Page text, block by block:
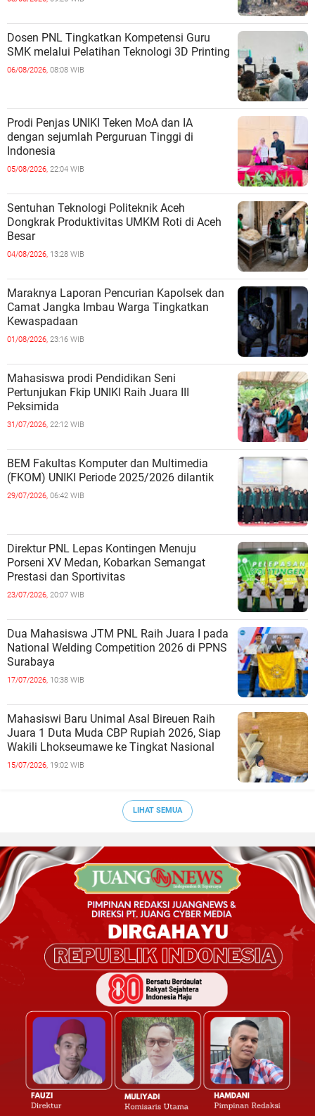
Dosen PNL Tingkatkan Kompetensi Guru
SMK melalui Pelatihan Teknologi 3D Printing
06/08/2026, 08:08 WIB
Prodi Penjas UNIKI Teken MoA dan IA
dengan sejumlah Perguruan Tinggi di
Indonesia
05/08/2026, 22:04 WIB
Sentuhan Teknologi Politeknik Aceh
Dongkrak Produktivitas UMKM Roti di Aceh
Besar
04/08/2026, 13:28 WIB
Maraknya Laporan Pencurian Kapolsek dan
Camat Jangka Imbau Warga Tingkatkan
Kewaspadaan
01/08/2026, 23:16 WIB
Mahasiswa prodi Pendidikan Seni
Pertunjukan Fkip UNIKI Raih Juara III
Peksimida
31/07/2026, 22:12 WIB
BEM Fakultas Komputer dan Multimedia
(FKOM) UNIKI Periode 2025/2026 dilantik
29/07/2026, 06:42 WIB
Direktur PNL Lepas Kontingen Menuju
Porseni XV Medan, Kobarkan Semangat
Prestasi dan Sportivitas
23/07/2026, 20:07 WIB
Dua Mahasiswa JTM PNL Raih Juara I pada
National Welding Competition 2026 di PPNS
Surabaya
17/07/2026, 10:38 WIB
Mahasiswi Baru Unimal Asal Bireuen Raih
Juara 1 Duta Muda CBP Rupiah 2026, Siap
Wakili Lhokseumawe ke Tingkat Nasional
15/07/2026, 19:02 WIB
LIHAT SEMUA